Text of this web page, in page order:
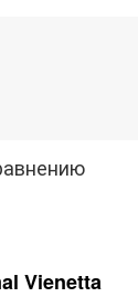
Vienetta